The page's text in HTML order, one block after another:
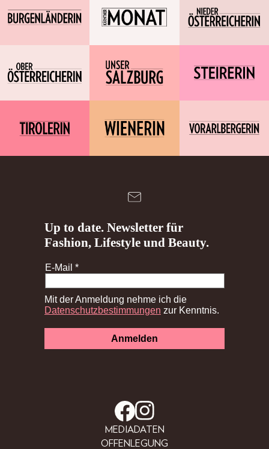
MEDIADATEN
OFFENLEGUNG